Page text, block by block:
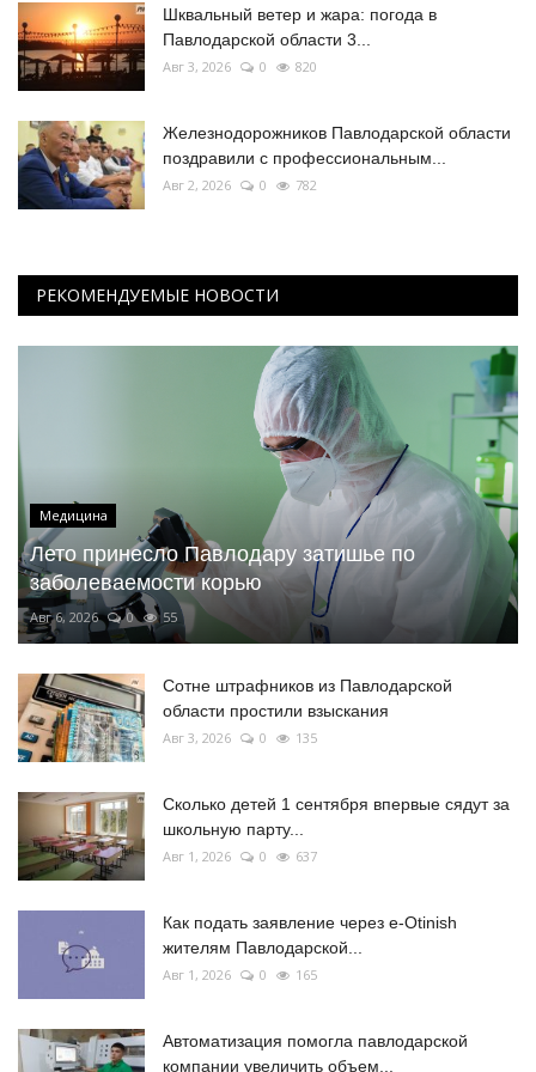
Шквальный ветер и жара: погода в
Павлодарской области 3...
Авг 3, 2026 0 820
Железнодорожников Павлодарской области
поздравили с профессиональным...
Авг 2, 2026 0 782
РЕКОМЕНДУЕМЫЕ НОВОСТИ
Медицина
Лето принесло Павлодару затишье по
заболеваемости корью
Авг 6, 2026 0 55
Сотне штрафников из Павлодарской
области простили взыскания
Авг 3, 2026 0 135
Сколько детей 1 сентября впервые сядут за
школьную парту...
Авг 1, 2026 0 637
Как подать заявление через e-Otinish
жителям Павлодарской...
Авг 1, 2026 0 165
Автоматизация помогла павлодарской
компании увеличить объем...